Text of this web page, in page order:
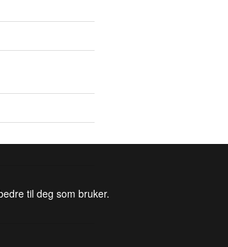
til deg som bruker.